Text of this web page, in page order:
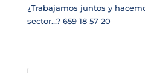
¿Trabajamos juntos y
sector…? 659 18 57 20